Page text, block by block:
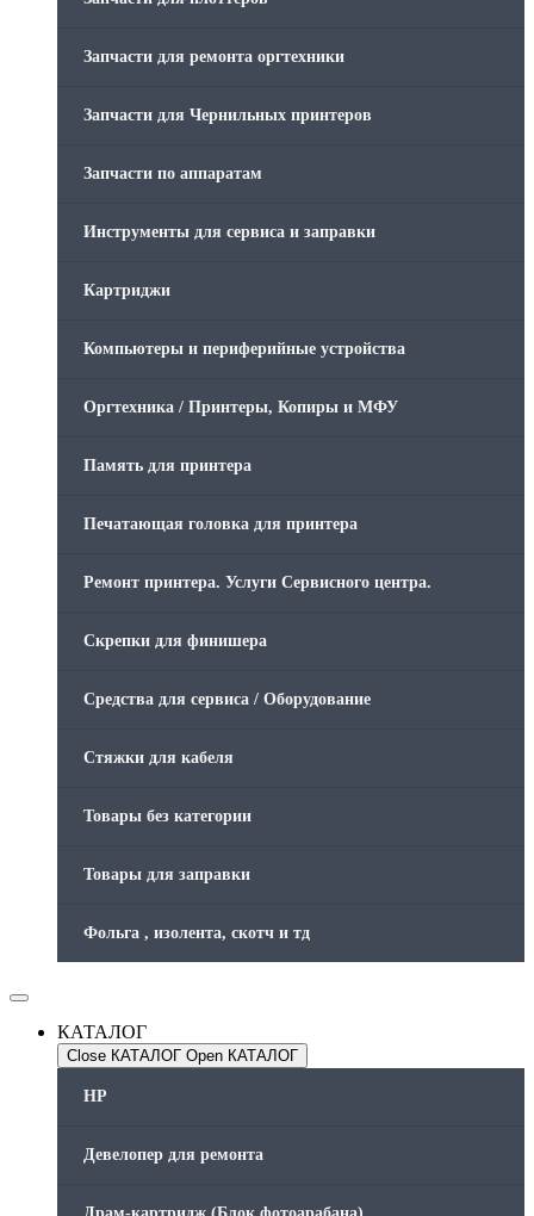
Запчасти для ремонта оргтехники
Запчасти для Чернильных принтеров
Запчасти по аппаратам
Инструменты для сервиса и заправки
Картриджи
Компьютеры и периферийные устройства
Оргтехника / Принтеры, Копиры и МФУ
Память для принтера
Печатающая головка для принтера
Ремонт принтера. Услуги Сервисного центра.
Скрепки для финишера
Средства для сервиса / Оборудование
Стяжки для кабеля
Товары без категории
Товары для заправки
Фольга , изолента, скотч и тд
КАТАЛОГ
Close КАТАЛОГ Open КАТАЛОГ
HP
Девелопер для ремонта